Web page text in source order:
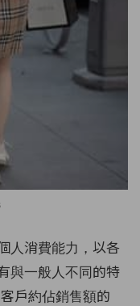
人消費能力，以各
與一般人不同的特
戶約佔銷售額的